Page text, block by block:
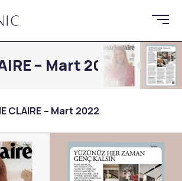
– Mart 2022
CLAIRE – Mart 2022